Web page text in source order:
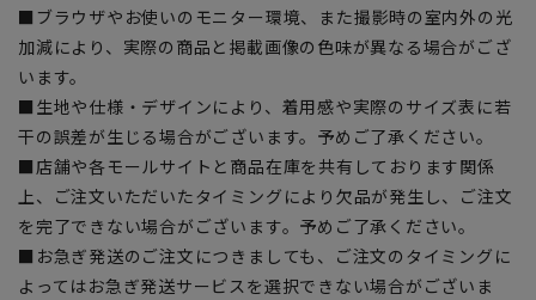
■ブラウザやお使いのモニター環境、また撮影時の室内外の光
加減により、実際の商品と掲載画像の色味が異なる場合がござ
います。
■生地や仕様・デザインにより、着用感や実際のサイズ表に若
干の誤差が生じる場合がございます。予めご了承ください。
■店舗や各モールサイトと商品在庫を共有しております関係
上、ご注文いただいたタイミングにより欠品が発生し、ご注文
を完了できない場合がございます。予めご了承ください。
■お急ぎ発送のご注文につきましても、ご注文のタイミングに
よってはお急ぎ発送サービスを選択できない場合がございま